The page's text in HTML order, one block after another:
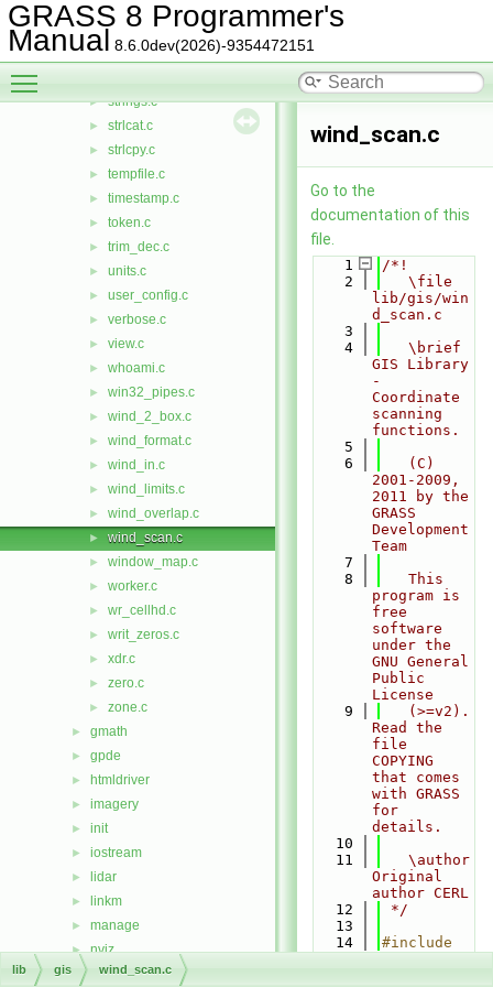
GRASS 8 Programmer's
Manual 8.6.0dev(2026)-9354472151
► short_way.c
► sleep.c
► snprintf.c
► strings.c
► strlcat.c
► strlcpy.c
► tempfile.c
► timestamp.c
► token.c
► trim_dec.c
► units.c
► user_config.c
► verbose.c
► view.c
► whoami.c
► win32_pipes.c
► wind_2_box.c
► wind_format.c
► wind_in.c
► wind_limits.c
► wind_overlap.c
► wind_scan.c
► window_map.c
► worker.c
► wr_cellhd.c
► writ_zeros.c
► xdr.c
► zero.c
► zone.c
► gmath
► gpde
► htmldriver
► imagery
► init
► iostream
► lidar
► linkm
► manage
► nviz
► ogsf
wind_scan.c
Go to the
documentation of this
file.
    1
/*!
    2
   \file
lib/gis/win
d_scan.c
    3
    4
   \brief
GIS Library
-
Coordinate
scanning
functions.
    5
    6
   (C)
2001-2009,
2011 by the
GRASS
Development
Team
    7
    8
   This
program is
free
software
under the
GNU General
Public
License
    9
   (>=v2).
Read the
file
COPYING
that comes
with GRASS
for
details.
   10
   11
   \author
Original
author CERL
   12
*/
   13
   14
#include
lib gis wind_scan.c